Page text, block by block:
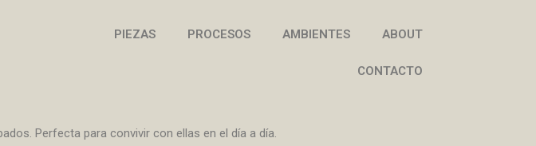
PIEZAS PROCESOS AMBIENTES ABOUT
CONTACTO
Perfecta para convivir con ellas en el día a día.